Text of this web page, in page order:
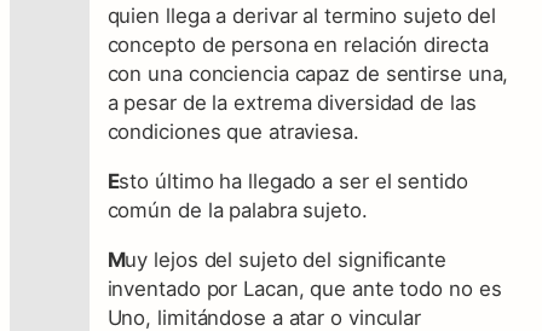
quien llega a derivar al termino sujeto del
concepto de persona en relación directa
con una conciencia capaz de sentirse una,
a pesar de la extrema diversidad de las
condiciones que atraviesa.
Esto último ha llegado a ser el sentido
común de la palabra sujeto.
Muy lejos del sujeto del significante
inventado por Lacan, que ante todo no es
Uno, limitándose a atar o vincular